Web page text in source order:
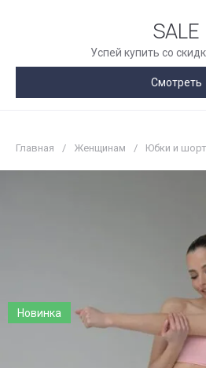
SALE
Успей купить со
Смотреть
Главная / Женщинам / Юбки и
Новинка